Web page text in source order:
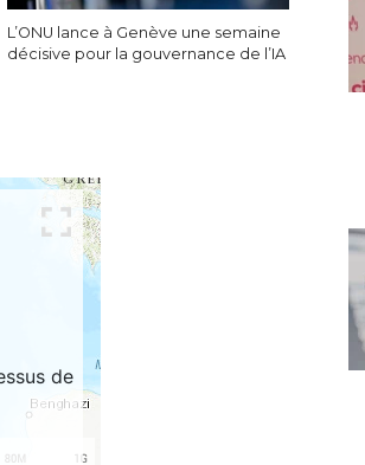
L’ONU lance à Genève une semaine
décisive pour la gouvernance de l’IA